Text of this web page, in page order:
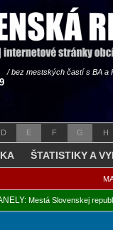
/ bez mestských častí s BA a
D E F G H
ŠTATISTIKY A
Mestá Slovenskej